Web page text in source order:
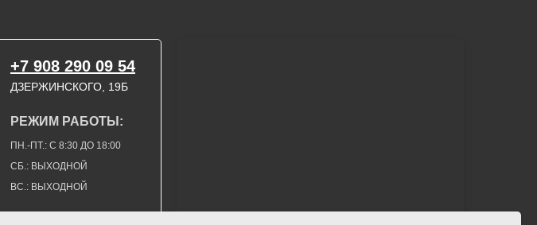
ДЗЕРЖИНСКОГО, 19Б
+7 908 290 09 54
ВС.: ВЫХОДНОЙ
СБ.: ВЫХОДНОЙ
ПН.-ПТ.: С 8:30 ДО 18:00
РЕЖИМ РАБОТЫ: